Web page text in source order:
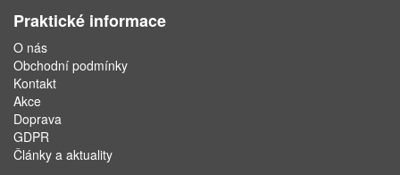
Praktické informace
O nás
Obchodní podmínky
Kontakt
Akce
Doprava
GDPR
Články a aktuality